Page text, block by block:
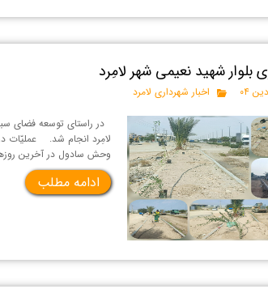
بلوار شهید نعیمی شهر لامِرد
اخبار شهرداری لامرد
در راستای توسعه فضای
لامِرد انجام شد. عملیّات
وحش سادول در آخرین
ادامه مطلب